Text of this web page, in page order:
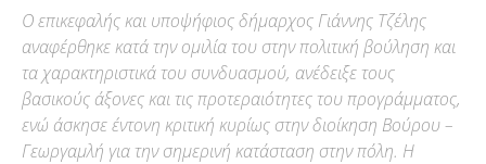
Ο επικεφαλής και υποψήφιος δήμαρχος Γιάννης Τζέλης
αναφέρθηκε κατά την ομιλία του στην πολιτική βούληση και
τα χαρακτηριστικά του συνδυασμού, ανέδειξε τους
βασικούς άξονες και τις προτεραιότητες του προγράμματος,
ενώ άσκησε έντονη κριτική κυρίως στην διοίκηση Βούρου –
Γεωργαμλή για την σημερινή κατάσταση στην πόλη. Η